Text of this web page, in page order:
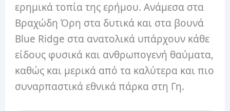
ερημικά τοπία της ερήμου. Ανάμεσα στα
Βραχώδη Όρη στα δυτικά και στα βουνά
Blue Ridge στα ανατολικά υπάρχουν κάθε
είδους φυσικά και ανθρωπογενή θαύματα,
καθώς και μερικά από τα καλύτερα και πιο
συναρπαστικά εθνικά πάρκα στη Γη.